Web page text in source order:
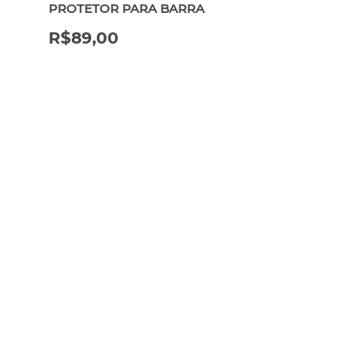
PROTETOR PARA BARRA
R$89,00